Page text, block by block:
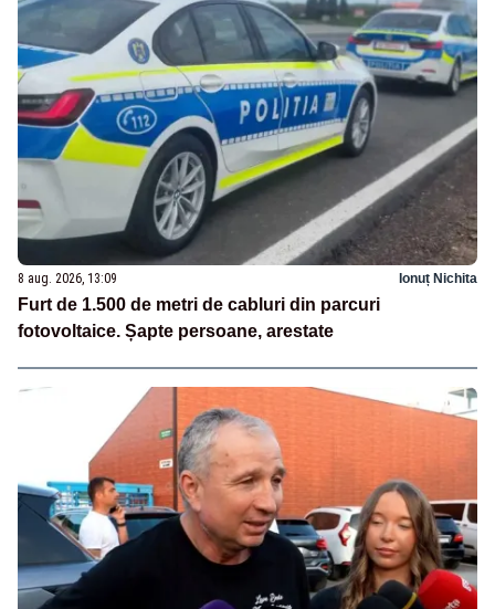
8 aug. 2026, 13:09 Ionuț Nichita
Furt de 1.500 de metri de cabluri din parcuri
fotovoltaice. Șapte persoane, arestate